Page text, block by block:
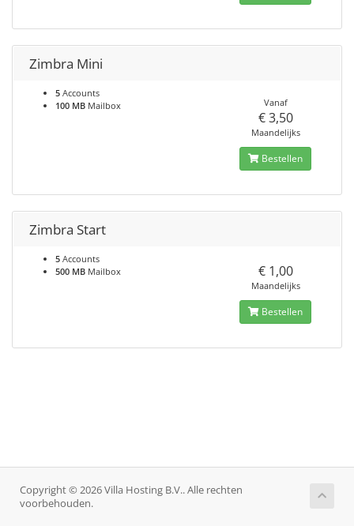
Zimbra Mini
5 Accounts
100 MB Mailbox Vanaf
€ 3,50
Maandelijks
Bestellen
Zimbra Start
5 Accounts
500 MB Mailbox € 1,00
Maandelijks
Bestellen
Copyright © 2026 Villa Hosting B.V.. Alle rechten
voorbehouden.